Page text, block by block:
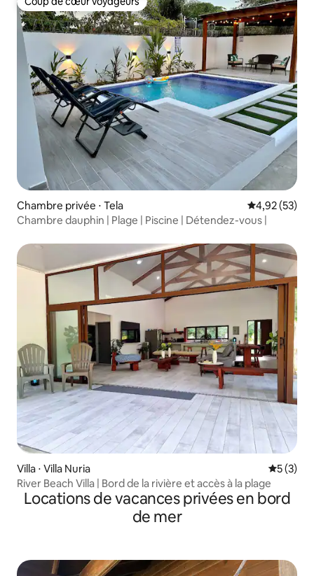
Coup de cœur voyageurs
Chambre privée ⋅ Tela Évaluation
4,92 (53)
Chambre dauphin | Plage | Piscine | Détendez-vous |
Villa ⋅ Villa Nuria
5 (3)
River Beach Villa | Bord de la rivière et accès à la plage
Locations de vacances privées en bord
de mer